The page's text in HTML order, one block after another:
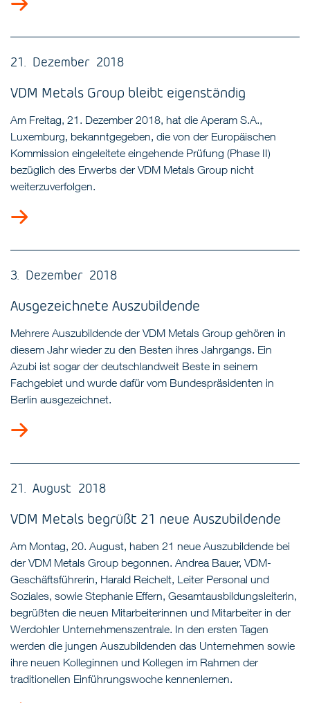
21. Dezember 2018
VDM Metals Group bleibt eigenständig
Am Freitag, 21. Dezember 2018, hat die Aperam S.A.,
Luxemburg, bekanntgegeben, die von der Europäischen
Kommission eingeleitete eingehende Prüfung (Phase II)
bezüglich des Erwerbs der VDM Metals Group nicht
weiterzuverfolgen.
3. Dezember 2018
Ausgezeichnete Auszubildende
Mehrere Auszubildende der VDM Metals Group gehören in
diesem Jahr wieder zu den Besten ihres Jahrgangs. Ein
Azubi ist sogar der deutschlandweit Beste in seinem
Fachgebiet und wurde dafür vom Bundespräsidenten in
Berlin ausgezeichnet.
21. August 2018
VDM Metals begrüßt 21 neue Auszubildende
Am Montag, 20. August, haben 21 neue Auszubildende bei
der VDM Metals Group begonnen. Andrea Bauer, VDM-
Geschäftsführerin, Harald Reichelt, Leiter Personal und
Soziales, sowie Stephanie Effern, Gesamtausbildungsleiterin,
begrüßten die neuen Mitarbeiterinnen und Mitarbeiter in der
Werdohler Unternehmenszentrale. In den ersten Tagen
werden die jungen Auszubildenden das Unternehmen sowie
ihre neuen Kolleginnen und Kollegen im Rahmen der
traditionellen Einführungswoche kennenlernen.